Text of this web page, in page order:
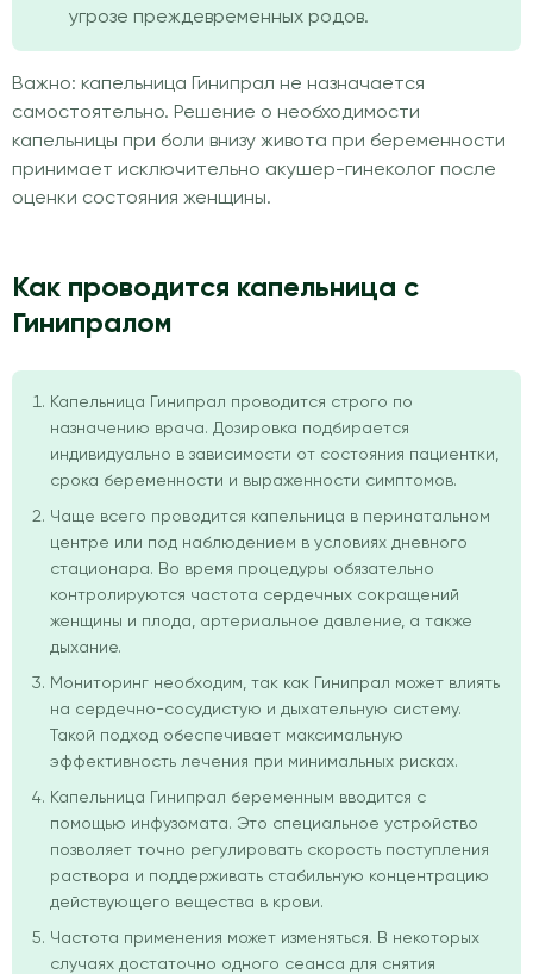
угрозе преждевременных родов.
Важно: капельница Гинипрал не назначается
самостоятельно. Решение о необходимости
капельницы при боли внизу живота при беременности
принимает исключительно акушер-гинеколог после
оценки состояния женщины.
Как проводится капельница с
Гинипралом
Капельница Гинипрал проводится строго по
назначению врача. Дозировка подбирается
индивидуально в зависимости от состояния пациентки,
срока беременности и выраженности симптомов.
Чаще всего проводится капельница в перинатальном
центре или под наблюдением в условиях дневного
стационара. Во время процедуры обязательно
контролируются частота сердечных сокращений
женщины и плода, артериальное давление, а также
дыхание.
Мониторинг необходим, так как Гинипрал может влиять
на сердечно-сосудистую и дыхательную систему.
Такой подход обеспечивает максимальную
эффективность лечения при минимальных рисках.
Капельница Гинипрал беременным вводится с
помощью инфузомата. Это специальное устройство
позволяет точно регулировать скорость поступления
раствора и поддерживать стабильную концентрацию
действующего вещества в крови.
Частота применения может изменяться. В некоторых
случаях достаточно одного сеанса для снятия